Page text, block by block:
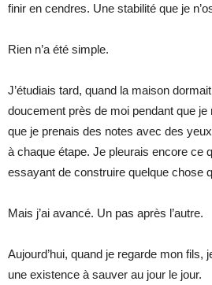
finir en cendres. Une stabilité que je
Rien n’a été simple.
J’étudiais tard, quand la maison
doucement près de moi pendant que
que je prenais des notes avec des
à chaque étape. Je pleurais encore ce
essayant de construire quelque chose
Mais j’ai avancé. Un pas après l’autre.
Aujourd’hui, quand je regarde mon fils,
une existence à sauver au jour le jour.